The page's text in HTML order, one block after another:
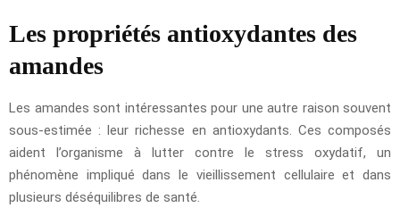
Les propriétés antioxydantes des
amandes
Les amandes sont intéressantes pour une autre raison souvent
sous-estimée : leur richesse en antioxydants. Ces composés
aident l’organisme à lutter contre le stress oxydatif, un
phénomène impliqué dans le vieillissement cellulaire et dans
plusieurs déséquilibres de santé.